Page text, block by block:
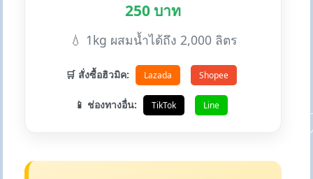
250 บาท
💧 1kg ผสมน้ำได้ถึง 2,000 ลิตร
🛒 สั่งซื้อฮิวมิค: Lazada Shopee
📱 ช่องทางอื่น: TikTok Line